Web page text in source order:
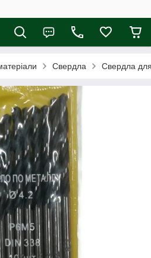
Свердла Свердла